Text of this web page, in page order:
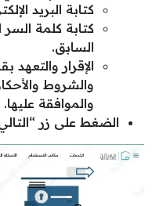
كتابة البريد
كتابة كلمة السر
السابق.
الإقرار
والشروط
والموافقة عليها.
الضغط على زر